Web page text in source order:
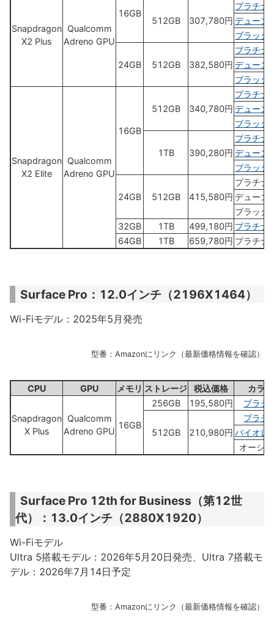
Snapdragon
X2 Plus
Qualcomm
Adreno GPU
16GB
512GB 307,780円
プラチナ
デューン
ブラック
24GB 512GB 382,580円
プラチナ
デューン
ブラック
Snapdragon
X2 Elite
Qualcomm
Adreno GPU
16GB
512GB 340,780円
プラチナ
デューン
ブラック
1TB 390,280円
プラチナ
デューン
ブラック
24GB 512GB 415,580円
プラチナ
デューン
ブラック
32GB
1TB 499,180円 プラチナ
64GB
1TB 659,780円 プラチナ
Surface Pro：12.0インチ（2196X1464）
Wi-Fiモデル：2025年5月発売
型番：Amazonにリンク（最新価格情報を確認）
CPU GPU メモリ ストレージ 税込価格 カラー
Snapdragon
X Plus
Qualcomm
Adreno GPU
16GB
256GB 195,580円 プラチ
512GB 210,980円
プラチ
バイオレ
オーシ
Surface Pro 12th for Business（第12世
代）：13.0インチ（2880X1920）
Wi-Fiモデル
Ultra 5搭載モデル：2026年5月20日発売、Ultra 7搭載モ
デル：2026年7月14日予定
型番：Amazonにリンク（最新価格情報を確認）